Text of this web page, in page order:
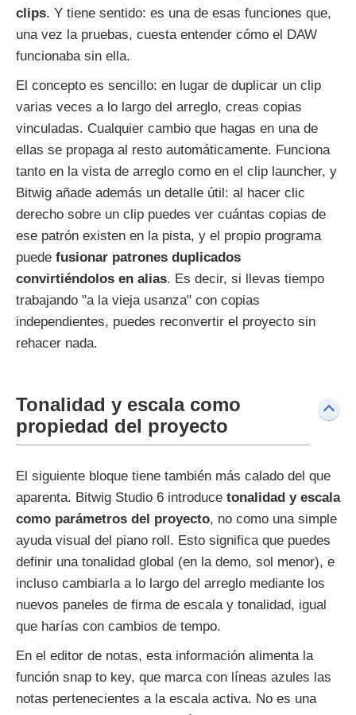
clips. Y tiene sentido: es una de esas funciones que,
una vez la pruebas, cuesta entender cómo el DAW
funcionaba sin ella.
El concepto es sencillo: en lugar de duplicar un clip
varias veces a lo largo del arreglo, creas copias
vinculadas. Cualquier cambio que hagas en una de
ellas se propaga al resto automáticamente. Funciona
tanto en la vista de arreglo como en el clip launcher, y
Bitwig añade además un detalle útil: al hacer clic
derecho sobre un clip puedes ver cuántas copias de
ese patrón existen en la pista, y el propio programa
puede fusionar patrones duplicados
convirtiéndolos en alias. Es decir, si llevas tiempo
trabajando "a la vieja usanza" con copias
independientes, puedes reconvertir el proyecto sin
rehacer nada.
Tonalidad y escala como
propiedad del proyecto
El siguiente bloque tiene también más calado del que
aparenta. Bitwig Studio 6 introduce tonalidad y escala
como parámetros del proyecto, no como una simple
ayuda visual del piano roll. Esto significa que puedes
definir una tonalidad global (en la demo, sol menor), e
incluso cambiarla a lo largo del arreglo mediante los
nuevos paneles de firma de escala y tonalidad, igual
que harías con cambios de tempo.
En el editor de notas, esta información alimenta la
función snap to key, que marca con líneas azules las
notas pertenecientes a la escala activa. No es una